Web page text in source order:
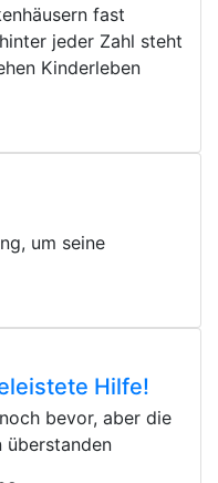
fast
jeder Zahl steht
Kinderleben
um seine
Hilfe!
bevor, aber die
überstanden